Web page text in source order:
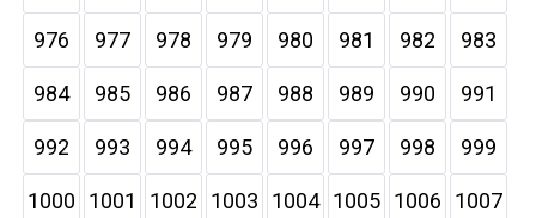
976 977 978 979 980 981 982 983
984 985 986 987 988 989 990 991
992 993 994 995 996 997 998 999
1000 1001 1002 1003 1004 1005 1006 1007